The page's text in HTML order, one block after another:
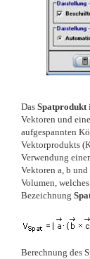
Das Spatprodukt
Vektoren und
aufgespannten
Vektorprodukts
Verwendung
Vektoren a, b
Volumen,
Bezeichnung
Berechnung des